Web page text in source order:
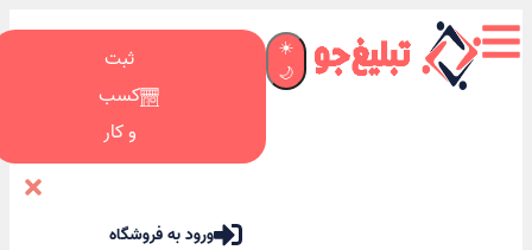
☀️
🌙
ثبت
کسب
و کار
ورود به فروشگاه